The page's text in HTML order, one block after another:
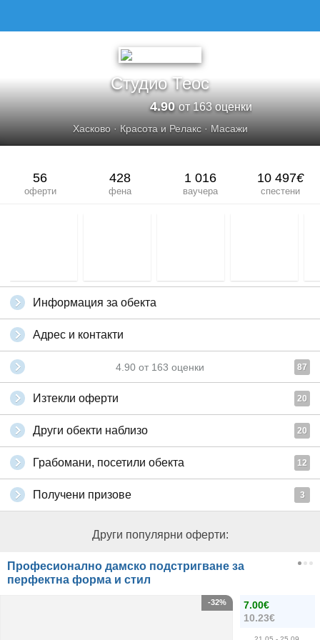
Студио Теос
4.90от 163 оценки
Хасково· Красота и Релакс· Масажи
56
оферти
428
фена
1 016
ваучера
10 497€
спестени
Информация за обекта
Адрес и контакти
4.90 от 163 оценки 87
Изтекли оферти 20
Други обекти наблизо 20
Грабомани, посетили обекта 12
Получени призове 3
Други популярни оферти:
Професионално дамско подстригване за
перфектна форма и стил
7.00€
10.23€
-32%